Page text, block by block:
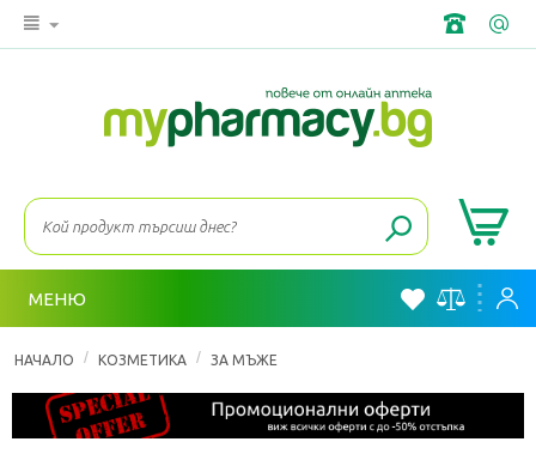
МЕНЮ
НАЧАЛО / КОЗМЕТИКА / ЗА МЪЖЕ